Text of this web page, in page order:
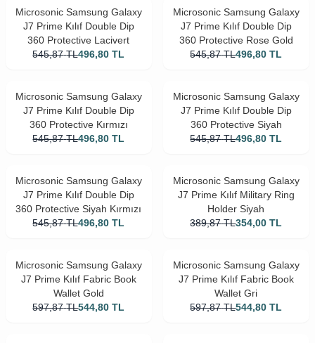
Microsonic Samsung Galaxy
J7 Prime Kılıf Double Dip
360 Protective Lacivert
545,87 TL496,80 TL
Microsonic Samsung Galaxy
J7 Prime Kılıf Double Dip
360 Protective Rose Gold
545,87 TL496,80 TL
Microsonic Samsung Galaxy
J7 Prime Kılıf Double Dip
360 Protective Kırmızı
545,87 TL496,80 TL
Microsonic Samsung Galaxy
J7 Prime Kılıf Double Dip
360 Protective Siyah
545,87 TL496,80 TL
Microsonic Samsung Galaxy
J7 Prime Kılıf Double Dip
360 Protective Siyah Kırmızı
545,87 TL496,80 TL
Microsonic Samsung Galaxy
J7 Prime Kılıf Military Ring
Holder Siyah
389,87 TL354,00 TL
Microsonic Samsung Galaxy
J7 Prime Kılıf Fabric Book
Wallet Gold
597,87 TL544,80 TL
Microsonic Samsung Galaxy
J7 Prime Kılıf Fabric Book
Wallet Gri
597,87 TL544,80 TL